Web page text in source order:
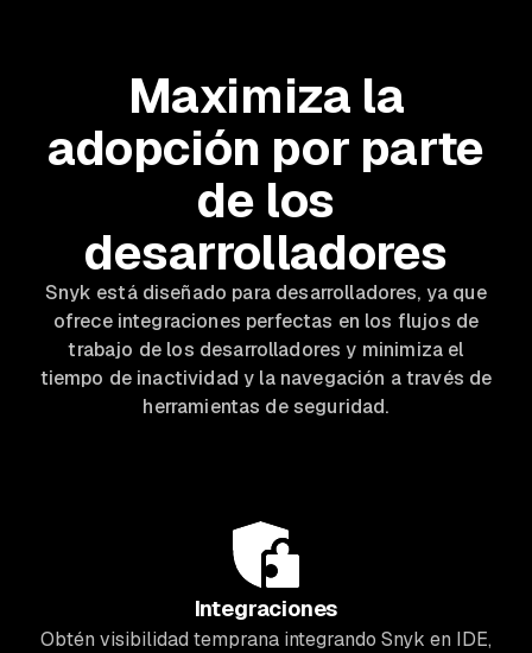
Maximiza la
adopción por parte
de los
desarrolladores
Snyk está diseñado para desarrolladores, ya que
ofrece integraciones perfectas en los flujos de
trabajo de los desarrolladores y minimiza el
tiempo de inactividad y la navegación a través de
herramientas de seguridad.
Integraciones
Obtén visibilidad temprana integrando Snyk en IDE,